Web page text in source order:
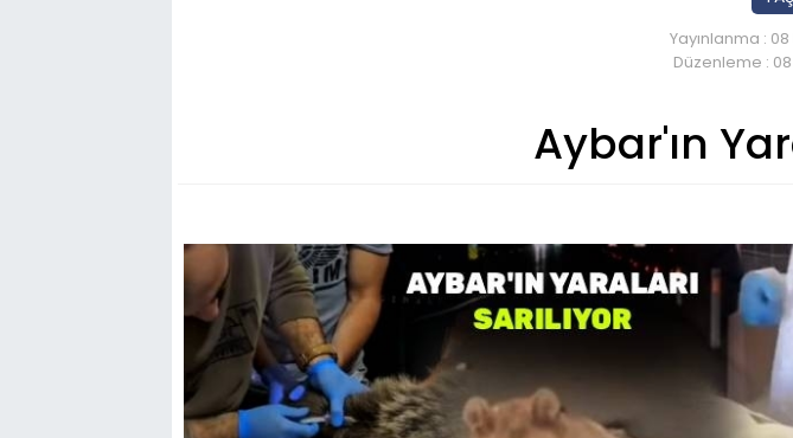
Yayınlanma :
Düzenleme : 08
Aybar'ın